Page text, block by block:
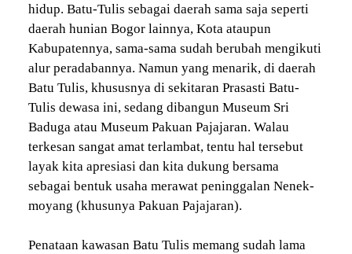
hidup. Batu-Tulis sebagai daerah sama saja seperti
daerah hunian Bogor lainnya, Kota ataupun
Kabupatennya, sama-sama sudah berubah mengikuti
alur peradabannya. Namun yang menarik, di daerah
Batu Tulis, khususnya di sekitaran Prasasti Batu-
Tulis dewasa ini, sedang dibangun Museum Sri
Baduga atau Museum Pakuan Pajajaran. Walau
terkesan sangat amat terlambat, tentu hal tersebut
layak kita apresiasi dan kita dukung bersama
sebagai bentuk usaha merawat peninggalan Nenek-
moyang (khusunya Pakuan Pajajaran).
Penataan kawasan Batu Tulis memang sudah lama